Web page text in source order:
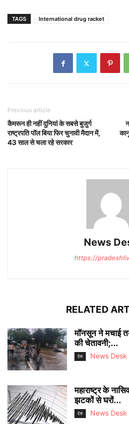
TAGS International drug racket
Previous article
कैमरून ही नहीं दुनियां के सबसे बुजुर्ग
राष्ट्रपति पॉल बिया फिर चुनावी मैदान में,
43 साल से चला रहे सरकार
News
https://
RELATED
मॉनसून ने मचाई
की चेतावनी;...
देश News Desk
महाराष्ट्र के
झटकों से घरों...
देश News Desk